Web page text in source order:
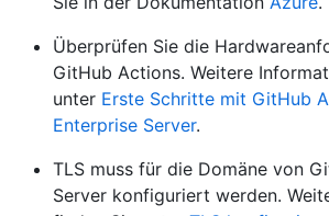
Überprüfen Sie die
GitHub Actions. Weitere
unter Erste Schritte mit GitHub
Enterprise Server.
TLS muss für die Domäne von
Server konfiguriert werden.